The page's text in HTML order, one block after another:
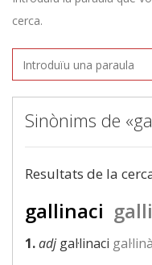
cerca.
Sinònims de
Resultats de la
gallinaci
1.adjgal·linaci